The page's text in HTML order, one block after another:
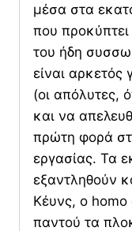
μέσα στα
που
του ήδη
είναι αρκετός
(οι απόλυτες,
και να
πρώτη φορά
εργασίας. Τα
εξαντληθούν
Κέυνς, ο homo
παντού τα